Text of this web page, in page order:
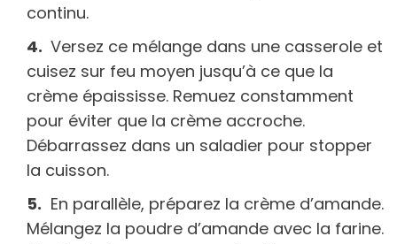
continu.
Versez ce mélange dans une casserole et
cuisez sur feu moyen jusqu’à ce que la
crème épaississe. Remuez constamment
pour éviter que la crème accroche.
Débarrassez dans un saladier pour stopper
la cuisson.
En parallèle, préparez la crème d’amande.
Mélangez la poudre d’amande avec la farine.